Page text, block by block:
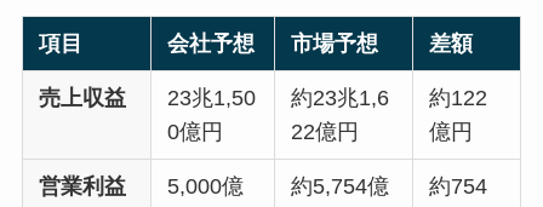
項目 会社予想 市場予想 差額
売上収益
23兆1,50
0億円
約23兆1,6
22億円
約122
億円
営業利益
5,000億
約5,754億
約754